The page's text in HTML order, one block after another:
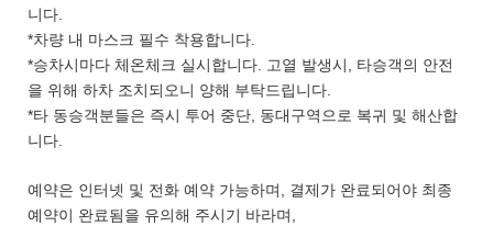
니다.
*차량 내 마스크 필수 착용합니다.
*승차시마다 체온체크 실시합니다. 고열 발생시, 타승객의 안전
을 위해 하차 조치되오니 양해 부탁드립니다.
*타 동승객분들은 즉시 투어 중단, 동대구역으로 복귀 및 해산합
니다.
예약은 인터넷 및 전화 예약 가능하며, 결제가 완료되어야 최종
예약이 완료됨을 유의해 주시기 바라며,